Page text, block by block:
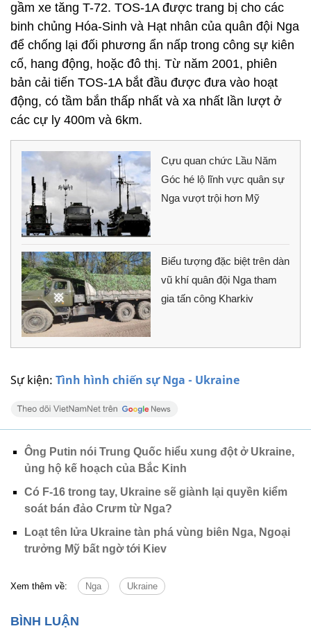
Sự kiện: Tình hình chiến sự Nga - Ukraine
gầm xe tăng T-72. TOS-1A được trang bị cho các
binh chủng Hóa-Sinh và Hạt nhân của quân đội Nga
để chống lại đối phương ẩn nấp trong công sự kiên
cố, hang động, hoặc đô thị. Từ năm 2001, phiên
bản cải tiến TOS-1A bắt đầu được đưa vào hoạt
động, có tầm bắn thấp nhất và xa nhất lần lượt ở
các cự ly 400m và 6km.
Cựu quan chức Lầu Năm
Góc hé lộ lĩnh vực quân sự
Nga vượt trội hơn Mỹ
Biểu tượng đặc biệt trên dàn
vũ khí quân đội Nga tham
gia tấn công Kharkiv
Ông Putin nói Trung Quốc hiểu xung đột ở Ukraine,
ủng hộ kế hoạch của Bắc Kinh
Có F-16 trong tay, Ukraine sẽ giành lại quyền kiểm
soát bán đảo Crưm từ Nga?
Loạt tên lửa Ukraine tàn phá vùng biên Nga, Ngoại
trưởng Mỹ bất ngờ tới Kiev
Xem thêm về: Nga Ukraine